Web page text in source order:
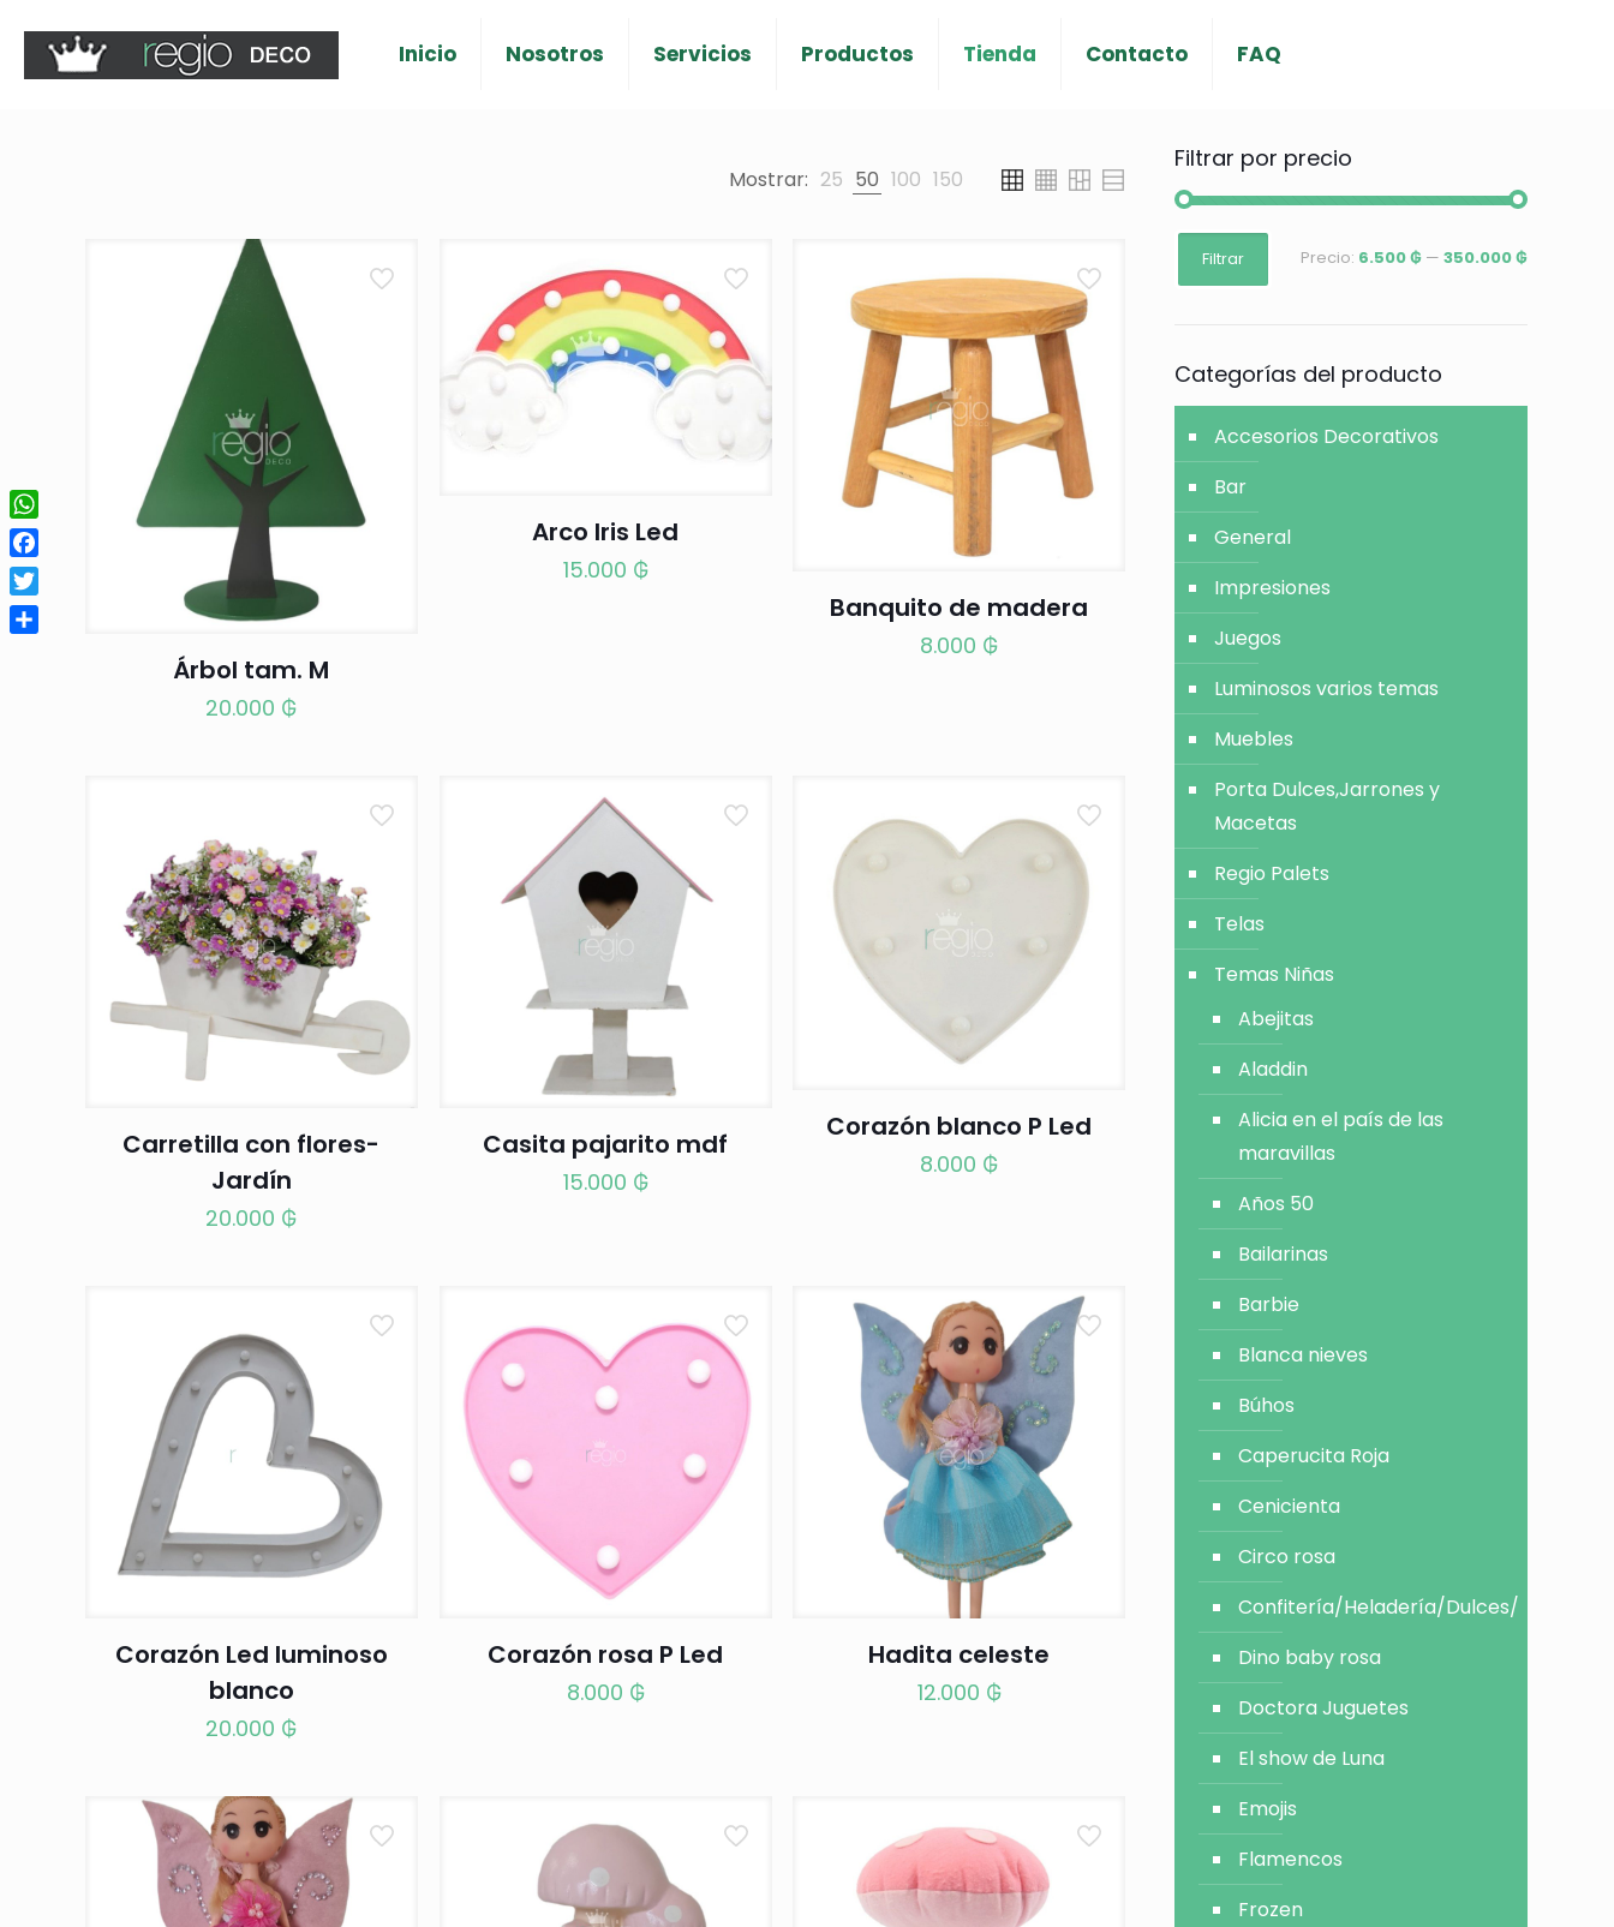
Inicio Nosotros Servicios Productos Tienda Contacto FAQ
Mostrar: 25 50 100 150
Árbol tam. M
20.000 ₲
Arco Iris Led
15.000 ₲
Banquito de madera
8.000 ₲
Carretilla con flores-
Jardín
20.000 ₲
Casita pajarito mdf
15.000 ₲
Corazón blanco P Led
8.000 ₲
Corazón Led luminoso
blanco
20.000 ₲
Corazón rosa P Led
8.000 ₲
Hadita celeste
12.000 ₲
Filtrar por precio
Filtrar Precio: 6.500 ₲ — 350.000 ₲
Categorías del producto
Accesorios Decorativos
Bar
General
Impresiones
Juegos
Luminosos varios temas
Muebles
Porta Dulces,Jarrones y
Macetas
Regio Palets
Telas
Temas Niñas
Abejitas
Aladdin
Alicia en el país de las
maravillas
Años 50
Bailarinas
Barbie
Blanca nieves
Búhos
Caperucita Roja
Cenicienta
Circo rosa
Confitería/Heladería/Dulces/
Dino baby rosa
Doctora Juguetes
El show de Luna
Emojis
Flamencos
Frozen
WhatsApp
Facebook
Twitter